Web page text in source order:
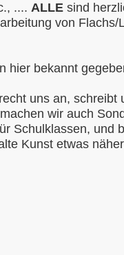
.... ALLE sind
von Flachs/
hier bekannt
uns an, schreibt
wir auch
Schulklassen, und
Kunst etwas